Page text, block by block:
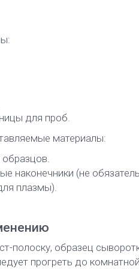
для проб.
материалы:
наконечники (не
плазмы).
полоску, образец
прогреть до